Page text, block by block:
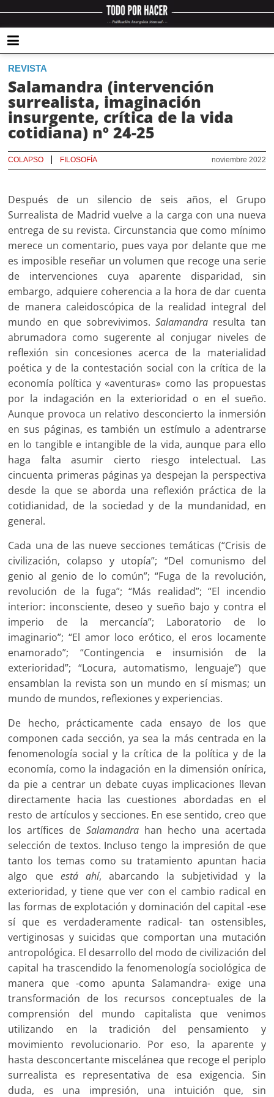
REVISTA
Salamandra (intervención
surrealista, imaginación
insurgente, crítica de la vida
cotidiana) nº 24-25
noviembre 2022
COLAPSO FILOSOFÍA
Después de un silencio de seis años, el Grupo
Surrealista de Madrid vuelve a la carga con una nueva
entrega de su revista. Circunstancia que como mínimo
merece un comentario, pues vaya por delante que me
es imposible reseñar un volumen que recoge una serie
de intervenciones cuya aparente disparidad, sin
embargo, adquiere coherencia a la hora de dar cuenta
de manera caleidoscópica de la realidad integral del
mundo en que sobrevivimos.Salamandra resulta tan
abrumadora como sugerente al conjugar niveles de
reflexión sin concesiones acerca de la materialidad
poética y de la contestación social con la crítica de la
economía política y «aventuras» como las propuestas
por la indagación en la exterioridad o en el sueño.
Aunque provoca un relativo desconcierto la inmersión
en sus páginas, es también un estímulo a adentrarse
en lo tangible e intangible de la vida, aunque para ello
haga falta asumir cierto riesgo intelectual. Las
cincuenta primeras páginas ya despejan la perspectiva
desde la que se aborda una reflexión práctica de la
cotidianidad, de la sociedad y de la mundanidad, en
general.
Cada una de las nueve secciones temáticas (“Crisis de
civilización, colapso y utopía”; “Del comunismo del
genio al genio de lo común”; “Fuga de la revolución,
revolución de la fuga”; “Más realidad”; “El incendio
interior: inconsciente, deseo y sueño bajo y contra el
imperio de la mercancía”; Laboratorio de lo
imaginario”; “El amor loco erótico, el eros locamente
enamorado”; “Contingencia e insumisión de la
exterioridad”; “Locura, automatismo, lenguaje”) que
ensamblan la revista son un mundo en sí mismas; un
mundo de mundos, reflexiones y experiencias.
De hecho, prácticamente cada ensayo de los que
componen cada sección, ya sea la más centrada en la
fenomenología social y la crítica de la política y de la
economía, como la indagación en la dimensión onírica,
da pie a centrar un debate cuyas implicaciones llevan
directamente hacia las cuestiones abordadas en el
resto de artículos y secciones. En ese sentido, creo que
los artífices deSalamandra han hecho una acertada
selección de textos. Incluso tengo la impresión de que
tanto los temas como su tratamiento apuntan hacia
algo que está ahí, abarcando la subjetividad y la
exterioridad, y tiene que ver con el cambio radical en
las formas de explotación y dominación del capital -ese
sí que es verdaderamente radical- tan ostensibles,
vertiginosas y suicidas que comportan una mutación
antropológica. El desarrollo del modo de civilización del
capital ha trascendido la fenomenología sociológica de
manera que -como apunta Salamandra- exige una
transformación de los recursos conceptuales de la
comprensión del mundo capitalista que venimos
utilizando en la tradición del pensamiento y
movimiento revolucionario. Por eso, la aparente y
hasta desconcertante miscelánea que recoge el periplo
surrealista es representativa de esa exigencia. Sin
duda, es una impresión, una intuición que, sin